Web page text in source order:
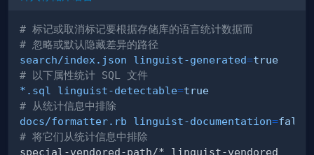
# 标记或取消标记要根据存储库的语言统计数据而
# 忽略或默认隐藏差异的路径
search/index.json linguist-generated=true
# 以下属性统计 SQL 文件
*.sql linguist-detectable=true
# 从统计信息中排除
docs/formatter.rb linguist-documentation=false
# 将它们从统计信息中排除